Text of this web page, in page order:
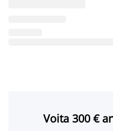
Voita 300 €